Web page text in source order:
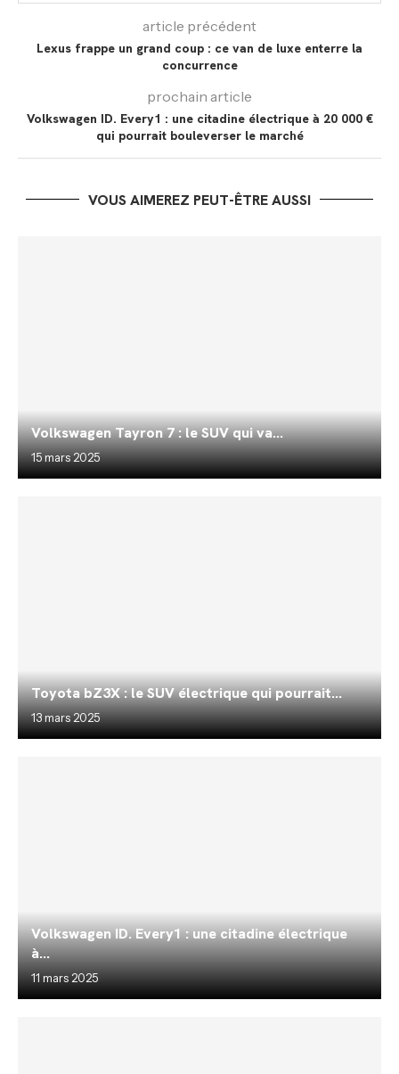
article précédent
Lexus frappe un grand coup : ce van de luxe enterre la
concurrence
prochain article
Volkswagen ID. Every1 : une citadine électrique à 20 000 €
qui pourrait bouleverser le marché
VOUS AIMEREZ PEUT-ÊTRE AUSSI
Volkswagen Tayron 7 : le SUV qui va...
15 mars 2025
Toyota bZ3X : le SUV électrique qui pourrait...
13 mars 2025
Volkswagen ID. Every1 : une citadine électrique
à...
11 mars 2025